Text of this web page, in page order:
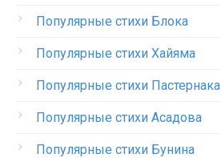
Популярные стихи Блока
Популярные стихи Хайяма
Популярные стихи Пастернака
Популярные стихи Асадова
Популярные стихи Бунина